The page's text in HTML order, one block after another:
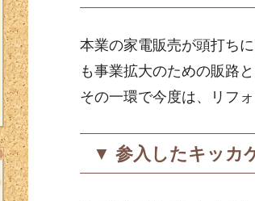
本業の家電販売が頭打ち
も事業拡大のための販路
その一環で今度は、リフ
▼ 参入したキッカ